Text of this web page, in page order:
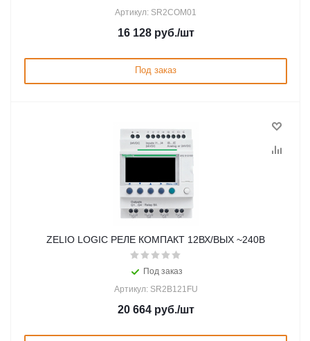
Артикул: SR2COM01
16 128руб./шт
Под заказ
ZELIO LOGIC РЕЛЕ КОМПАКТ 12ВХ/ВЫХ ~240В
Под заказ
Артикул: SR2B121FU
20 664руб./шт